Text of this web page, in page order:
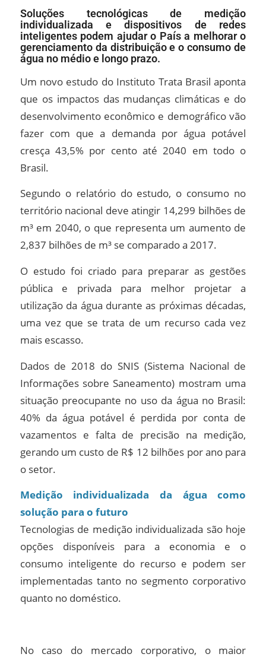
Soluções tecnológicas de medição
individualizada e dispositivos de redes
inteligentes podem ajudar o País a melhorar o
gerenciamento da distribuição e o consumo de
água no médio e longo prazo.
Um novo estudo do Instituto Trata Brasil aponta
que os impactos das mudanças climáticas e do
desenvolvimento econômico e demográfico vão
fazer com que a demanda por água potável
cresça 43,5% por cento até 2040 em todo o
Brasil.
Segundo o relatório do estudo, o consumo no
território nacional deve atingir 14,299 bilhões de
m³ em 2040, o que representa um aumento de
2,837 bilhões de m³ se comparado a 2017.
O estudo foi criado para preparar as gestões
pública e privada para melhor projetar a
utilização da água durante as próximas décadas,
uma vez que se trata de um recurso cada vez
mais escasso.
Dados de 2018 do SNIS (Sistema Nacional de
Informações sobre Saneamento) mostram uma
situação preocupante no uso da água no Brasil:
40% da água potável é perdida por conta de
vazamentos e falta de precisão na medição,
gerando um custo de R$ 12 bilhões por ano para
o setor.
Medição individualizada da água como
solução para o futuro
Tecnologias de medição individualizada são hoje
opções disponíveis para a economia e o
consumo inteligente do recurso e podem ser
implementadas tanto no segmento corporativo
quanto no doméstico.
No caso do mercado corporativo, o maior